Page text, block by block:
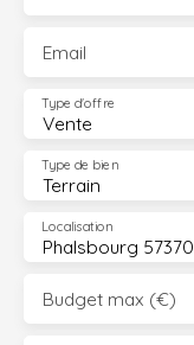
Email
Vente
Type d'offre
Terrain
Type de bien
Phalsbourg 57370
Localisation
Budget max (€)